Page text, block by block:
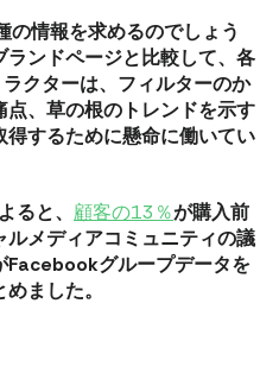
の情報を求めるのでしょう
ンドページと比較して、各
クターは、フィルターのか
、草の根のトレンドを示す
するために懸命に働いてい
と、 顧客の13％が購入前
メディアコミュニティの議
Facebookグループデータを
ました。